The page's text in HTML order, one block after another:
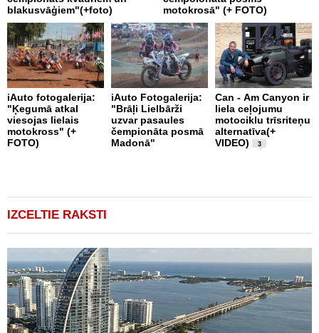
blakusvāģiem"(+foto)
motokrosā" (+ FOTO)
iAuto fotogalerija:
"Ķegumā atkal
viesojas lielais
motokross" (+
FOTO)
iAuto Fotogalerija:
"Brāļi Lielbārži
uzvar pasaules
čempionāta posmā
Madonā"
Can - Am Canyon ir
liela ceļojumu
motociklu trīsriteņu
alternatīva(+
VIDEO)
3
IZCELTIE RAKSTI